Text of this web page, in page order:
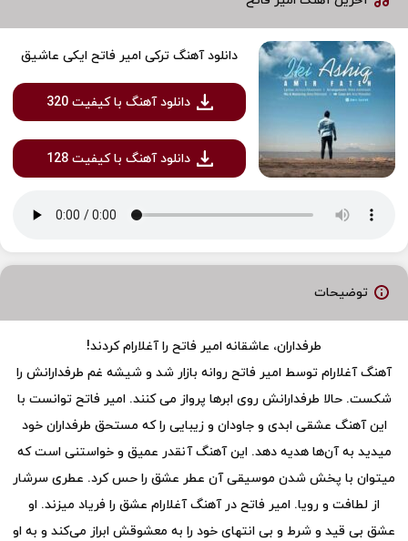
دانلود آهنگ ترکی امیر فاتح ایکی عاشیق
دانلود آهنگ با کیفیت 320
دانلود آهنگ با کیفیت 128
توضیحات
طرفداران، عاشقانه امیر فاتح را آغلارام کردند!
آهنگ آغلارام توسط امیر فاتح روانه بازار شد و شیشه غم طرفدارانش را
شکست. حالا طرفدارانش روی ابرها پرواز می کنند. امیر فاتح توانست با
این آهنگ عشقی ابدی و جاودان و زیبایی را که مستحق طرفداران خود
میدید به آن‌ها هدیه دهد. این آهنگ آنقدر عمیق و خواستنی است که
میتوان با پخش شدن موسیقی آن عطر عشق را حس کرد. عطری سرشار
از لطافت و رویا. امیر فاتح در آهنگ آغلارام عشق را فریاد میزند. او
عشق بی قید و شرط و بی انتهای خود را به معشوقش ابراز می‌کند و به او